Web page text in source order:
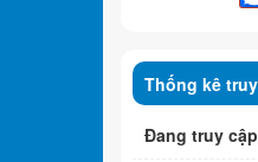
Thống kê
Đang truy